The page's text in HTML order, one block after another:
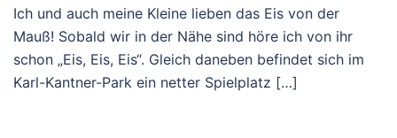
Ich und auch meine Kleine lieben das Eis von der
Mauß! Sobald wir in der Nähe sind höre ich von ihr
schon „Eis, Eis, Eis“. Gleich daneben befindet sich im
Karl-Kantner-Park ein netter Spielplatz […]